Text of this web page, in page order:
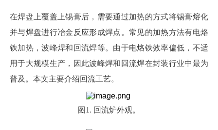
在焊盘上覆盖上锡膏后，需要通过加热的方式将锡膏熔化
并与焊盘进行冶金反应形成焊点。常见的加热方法有电烙
铁加热，波峰焊和回流焊等。由于电烙铁效率偏低，不适
用于大规模生产，因此波峰焊和回流焊在封装行业中最为
普及。本文主要介绍回流工艺。
图 1. 回流炉外观。